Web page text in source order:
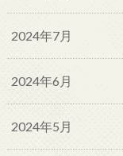
2024年7月
2024年6月
2024年5月